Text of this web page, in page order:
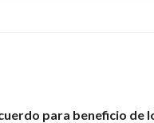
para beneficio de